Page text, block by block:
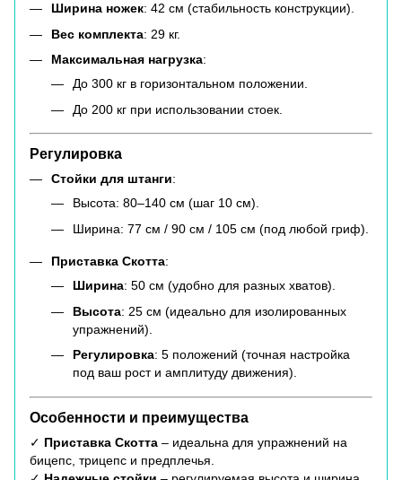
Ширина ножек: 42 см (стабильность конструкции).
Вес комплекта: 29 кг.
Максимальная нагрузка:
До 300 кг в горизонтальном положении.
До 200 кг при использовании стоек.
Регулировка
Стойки для штанги:
Высота: 80–140 см (шаг 10 см).
Ширина: 77 см / 90 см / 105 см (под любой гриф).
Приставка Скотта:
Ширина: 50 см (удобно для разных хватов).
Высота: 25 см (идеально для изолированных
упражнений).
Регулировка: 5 положений (точная настройка
под ваш рост и амплитуду движения).
Особенности и преимущества
✓ Приставка Скотта – идеальна для упражнений на
бицепс, трицепс и предплечья.